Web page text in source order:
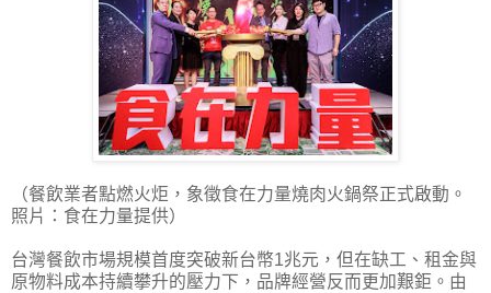
（餐飲業者點燃火炬，象徵食在力量燒肉火鍋祭正式啟動。
照片：食在力量提供）
台灣餐飲市場規模首度突破新台幣1兆元，但在缺工、租金與
原物料成本持續攀升的壓力下，品牌經營反而更加艱鉅。由